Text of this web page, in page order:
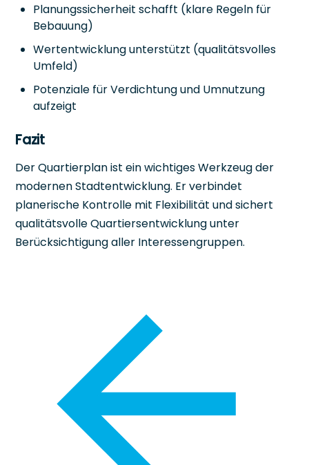
Planungssicherheit schafft (klare Regeln für
Bebauung)
Wertentwicklung unterstützt (qualitätsvolles
Umfeld)
Potenziale für Verdichtung und Umnutzung
aufzeigt
Fazit
Der Quartierplan ist ein wichtiges Werkzeug der
modernen Stadtentwicklung. Er verbindet
planerische Kontrolle mit Flexibilität und sichert
qualitätsvolle Quartiersentwicklung unter
Berücksichtigung aller Interessengruppen.